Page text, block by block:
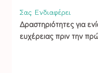
Σας Ενδιαφέρει
Δραστηριότητες για
ευχέρειας πριν την